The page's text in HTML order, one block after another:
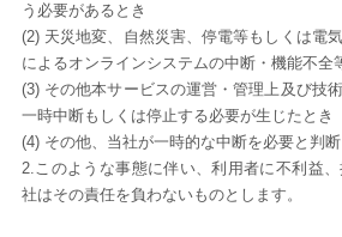
う必要があるとき
(2) 天災地変、自然災害、停電等もしくは電
によるオンラインシステムの中断・機能不全
(3) その他本サービスの運営・管理上及び技
一時中断もしくは停止する必要が生じたとき
(4) その他、当社が一時的な中断を必要と判
2.このような事態に伴い、利用者に不利益
社はその責任を負わないものとします。